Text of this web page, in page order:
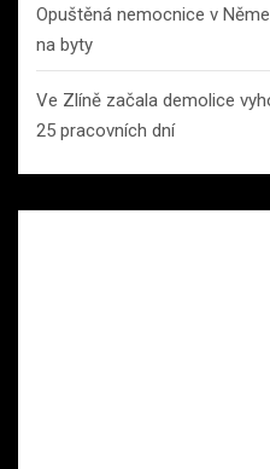
Opuštěná nemocnice v
na byty
Ve Zlíně začala demolice
25 pracovních dní